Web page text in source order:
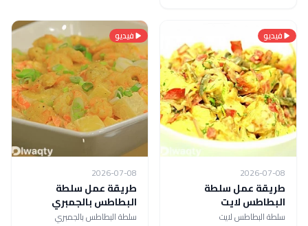
فيديو
2026-07-08
طريقة عمل سلطة
البطاطس لايت
سلطة البطاطس لايت
فيديو
2026-07-08
طريقة عمل سلطة
البطاطس بالجمبري
سلطة البطاطس بالجمبري